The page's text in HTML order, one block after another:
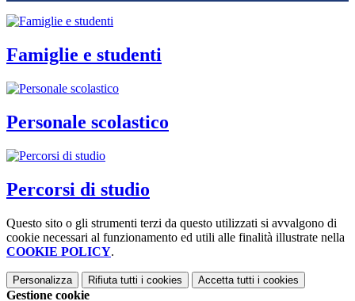
Famiglie e studenti
Personale scolastico
Percorsi di studio
Questo sito o gli strumenti terzi da questo utilizzati si avvalgono di
cookie necessari al funzionamento ed utili alle finalità illustrate nella
COOKIE POLICY.
Personalizza Rifiuta tutti i cookies Accetta tutti i cookies
Gestione cookie